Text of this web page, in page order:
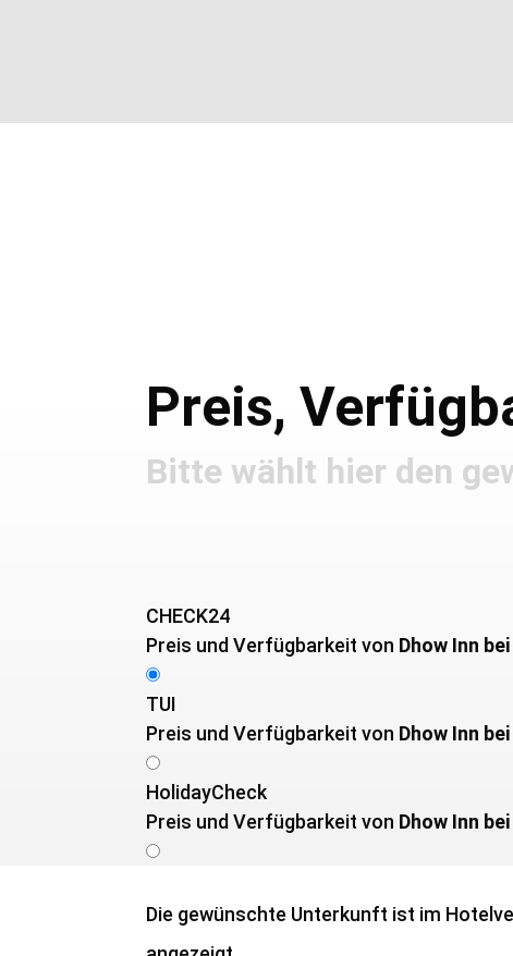
Preis,
Bitte wählt hier den
CHECK24
Preis und Verfügbarkeit von ­ Dhow Inn
TUI
Preis und Verfügbarkeit von ­ Dhow Inn bei
HolidayCheck
Preis und Verfügbarkeit von ­ Dhow Inn
Die gewünschte Unterkunft ist im